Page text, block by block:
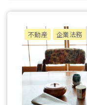
不動産 企業法務